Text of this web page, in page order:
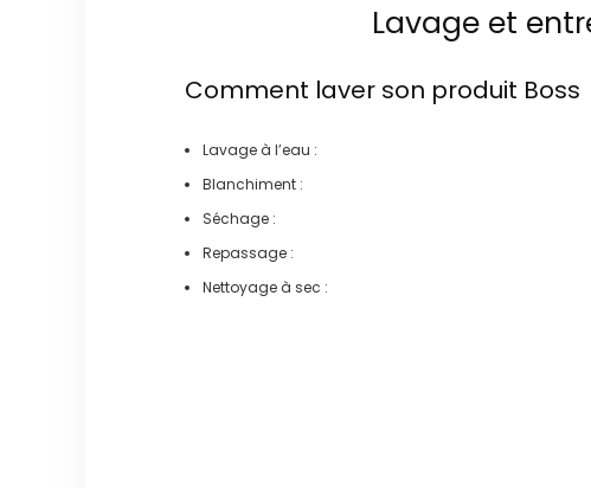
Lavage et
Comment laver son produit Boss
Lavage à l’eau :
Blanchiment :
Séchage :
Repassage :
Nettoyage à sec :